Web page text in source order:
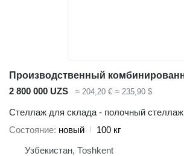
2 800 000 UZS ≈ 204,20 € ≈ 235,90 $
Стеллаж для склада - полочный стеллаж
Состояние новый
100 кг
Узбекистан, Тоshkent